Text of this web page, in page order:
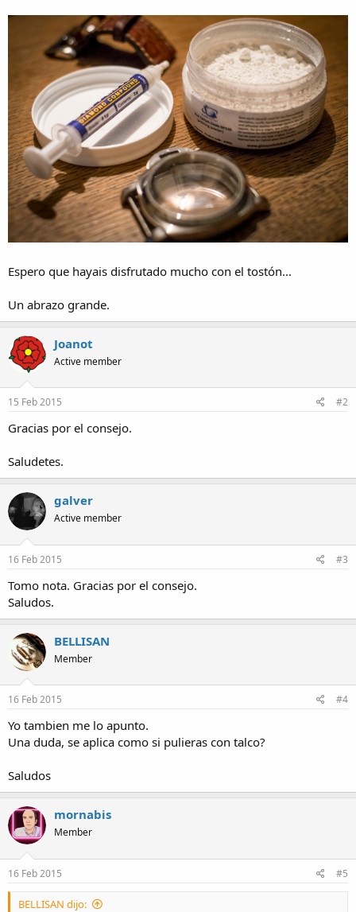
Espero que hayais disfrutado mucho con el tostón...
Un abrazo grande.
Joanot
Active member
15 Feb 2015 #2
Gracias por el consejo.
Saludetes.
galver
Active member
16 Feb 2015 #3
Tomo nota. Gracias por el consejo.
Saludos.
BELLISAN
Member
16 Feb 2015 #4
Yo tambien me lo apunto.
Una duda, se aplica como si pulieras con talco?
Saludos
mornabis
Member
16 Feb 2015 #5
BELLISAN dijo: